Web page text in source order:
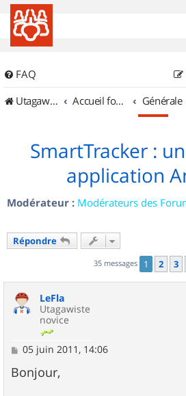
FAQ
UtagawaVTT (Randos VTT et VTTAE avec traces GPS)
Accueil forum Générale
SmartTracker :
application
Modérateur : Modérateurs des
Répondre
35 messages 1 2 3
LeFla
Utagawiste
novice
M
s
s
05 juin 2011, 14:06
Bonjour,